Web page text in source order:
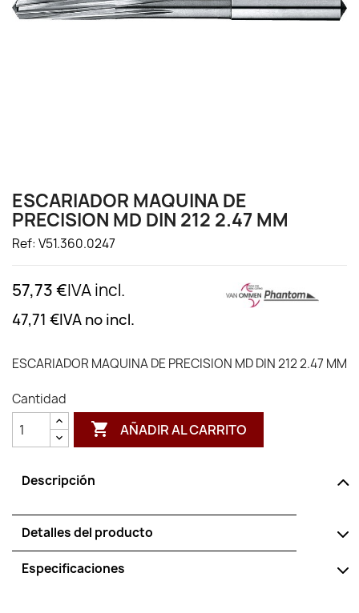
ESCARIADOR MAQUINA DE
PRECISION MD DIN 212 2.47 MM
Ref: V51.360.0247
57,73 €IVA incl.
47,71 €IVA no incl.
ESCARIADOR MAQUINA DE PRECISION MD DIN 212 2.47 MM
Cantidad
 AÑADIR AL CARRITO
Descripción
Detalles del producto
Especificaciones